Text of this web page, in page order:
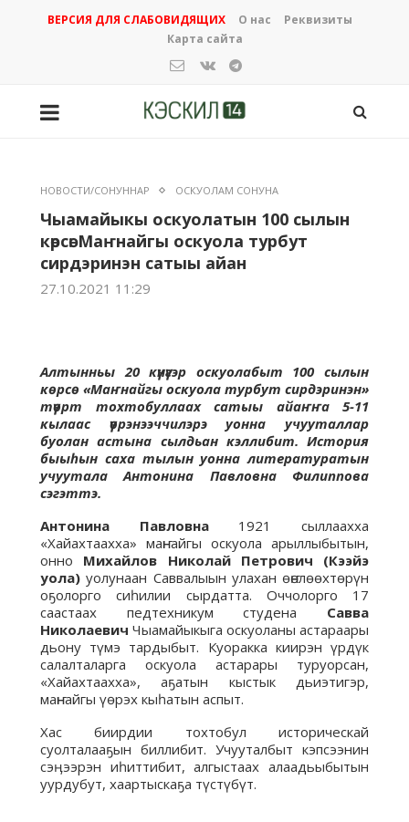
ВЕРСИЯ ДЛЯ СЛАБОВИДЯЩИХ О нас
Реквизиты
Карта сайта
НОВОСТИ/СОНУННАР ОСКУОЛАМ СОНУНА
Чыамайыкы оскуолатын 100 сылын
көрсө: Маҥнайгы оскуола турбут
сирдэринэн сатыы айан
27.10.2021 11:29
Алтынньы 20 күнүгэр оскуолабыт 100 сылын
көрсө «Маҥнайгы оскуола турбут сирдэринэн»
түөрт тохтобуллаах сатыы айаҥҥа 5-11
кылаас үөрэнээччилэрэ уонна учууталлар
буолан астына сылдьан кэллибит. История
быыһын саха тылын уонна литературатын
учуутала Антонина Павловна Филиппова
сэгэттэ.
Антонина Павловна1921 сыллаахха
«Хайахтаахха» маҥнайгы оскуола арыллыбытын,
онно Михайлов Николай Петрович (Кээйэ
уола) уолунаан Саввалыын улахан өҥөлөөхтөрүн
оҕолорго сиһилии сырдатта. Оччолорго 17
саастаах педтехникум студена Савва
Николаевич Чыамайыкыга оскуоланы астараары
дьону түмэ тардыбыт. Куоракка киирэн үрдүк
салалталарга оскуола астарары туруорсан,
«Хайахтаахха», аҕатын кыстык дьиэтигэр,
маҥнайгы үөрэх кыһатын аспыт.
Хас биирдии тохтобул историческай
суолталааҕын биллибит. Учууталбыт кэпсээнин
сэӊээрэн иһиттибит, алгыстаах алаадьыбытын
уурдубут, хаартыскаҕа түстүбүт.